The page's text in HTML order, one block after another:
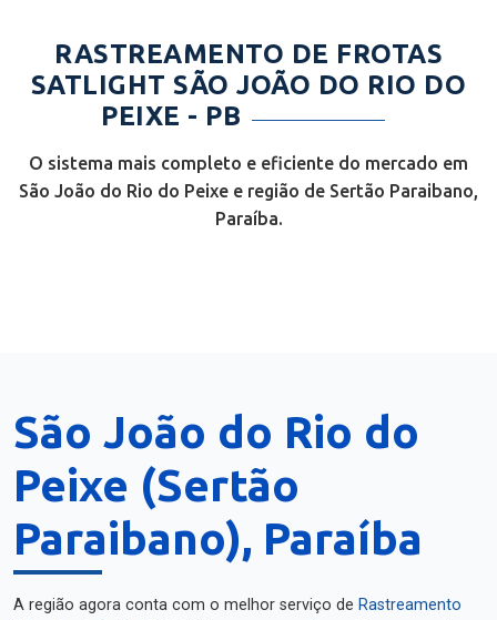
RASTREAMENTO DE FROTAS
SATLIGHT SÃO JOÃO DO RIO DO
PEIXE - PB
O sistema mais completo e eficiente do mercado em
São João do Rio do Peixe e região de Sertão Paraibano,
Paraíba.
São João do Rio do
Peixe (Sertão
Paraibano), Paraíba
A região agora conta com o melhor serviço de Rastreamento